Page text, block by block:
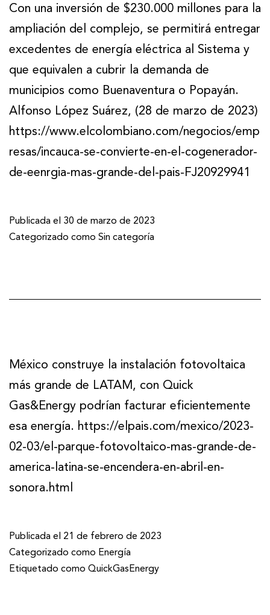
Con una inversión de $230.000 millones para la
ampliación del complejo, se permitirá entregar
excedentes de energía eléctrica al Sistema y
que equivalen a cubrir la demanda de
municipios como Buenaventura o Popayán.
Alfonso López Suárez, (28 de marzo de 2023)
https://www.elcolombiano.com/negocios/emp
resas/incauca-se-convierte-en-el-cogenerador-
de-eenrgia-mas-grande-del-pais-FJ20929941
Publicada el 30 de marzo de 2023
Categorizado como Sin categoría
México construye la instalación fotovoltaica
más grande de LATAM, con Quick
Gas&Energy podrían facturar eficientemente
esa energía. https://elpais.com/mexico/2023-
02-03/el-parque-fotovoltaico-mas-grande-de-
america-latina-se-encendera-en-abril-en-
sonora.html
Publicada el 21 de febrero de 2023
Categorizado como Energía
Etiquetado como QuickGasEnergy